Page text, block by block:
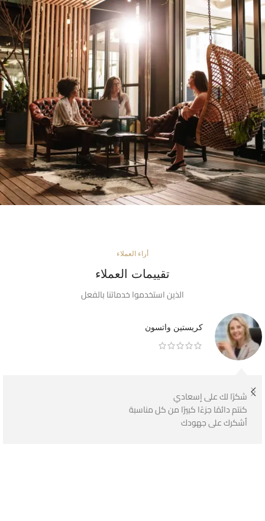
أراء العملاء
تقييمات العملاء
الذين استخدموا خدماتنا بالفعل
كريستين واتسون
شكرًا لك على إسعادي
كنتم دائمًا جزءًا كبيرًا من كل مناسبة
أشكرك على جهودك